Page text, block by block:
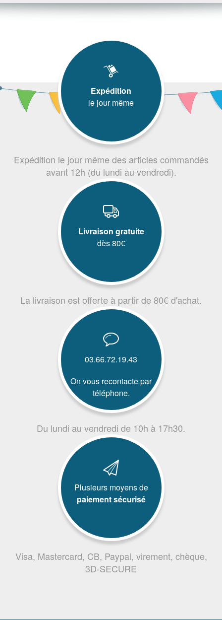
Expédition
le jour même
Expédition le jour même des articles commandés
avant 12h (du lundi au vendredi).
Livraison gratuite
dès 80€
La livraison est offerte à partir de 80€ d'achat.
03.66.72.19.43
On vous recontacte par
téléphone.
Du lundi au vendredi de 10h à 17h30.
Plusieurs moyens de
paiement sécurisé
Visa, Mastercard, CB, Paypal, virement, chèque,
3D-SECURE